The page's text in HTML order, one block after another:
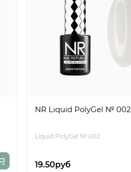
NR Liquid PolyGel № 002
Liquid PolyGel № 002
19.50руб